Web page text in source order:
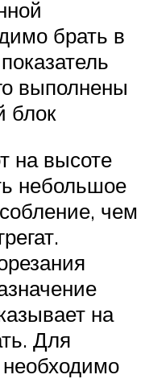
брать в
выполнены
блок
на высоте
небольшое
чем
на
Для